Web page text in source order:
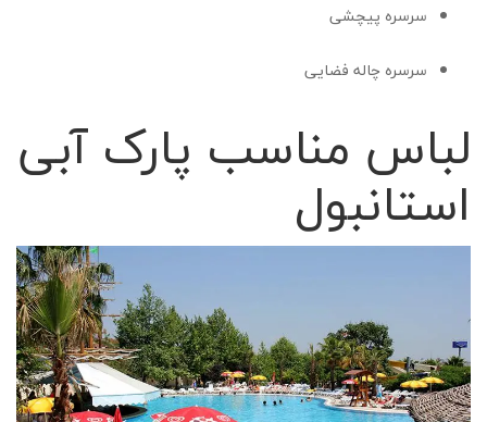
سرسره پیچشی
سرسره چاله فضایی
لباس مناسب پارک آبی
استانبول